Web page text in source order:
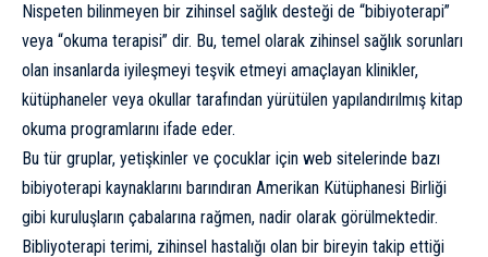
Nispeten bilinmeyen bir zihinsel sağlık desteği de “bibiyoterapi”
veya “okuma terapisi” dir. Bu, temel olarak zihinsel sağlık sorunları
olan insanlarda iyileşmeyi teşvik etmeyi amaçlayan klinikler,
kütüphaneler veya okullar tarafından yürütülen yapılandırılmış kitap
okuma programlarını ifade eder.
Bu tür gruplar, yetişkinler ve çocuklar için web sitelerinde bazı
bibiyoterapi kaynaklarını barındıran Amerikan Kütüphanesi Birliği
gibi kuruluşların çabalarına rağmen, nadir olarak görülmektedir.
Bibliyoterapi terimi, zihinsel hastalığı olan bir bireyin takip ettiği